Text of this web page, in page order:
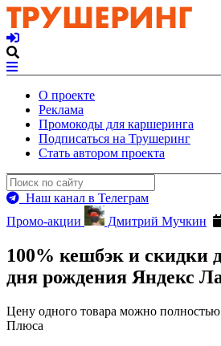
О проекте
Реклама
Промокоды для каршеринга
Подписаться на Трушеринг
Стать автором проекта
Наш канал в Телеграм
Промо-акции
Дмитрий Мучкин
100% кешбэк и скидки
дня рождения Яндекс
Цену одного товара можно полностью
Плюса